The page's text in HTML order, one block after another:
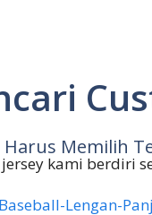
Harus Memilih
jersey kami berdiri